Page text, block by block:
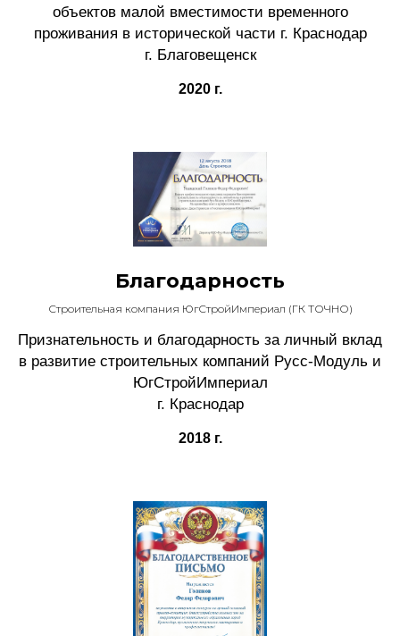
объектов малой вместимости временного
проживания в исторической части г. Краснодар
г. Благовещенск
2020 г.
Благодарность
Строительная компания ЮгСтройИмпериал (ГК ТОЧНО)
Признательность и благодарность за личный вклад
в развитие строительных компаний Русс-Модуль и
ЮгСтройИмпериал
г. Краснодар
2018 г.